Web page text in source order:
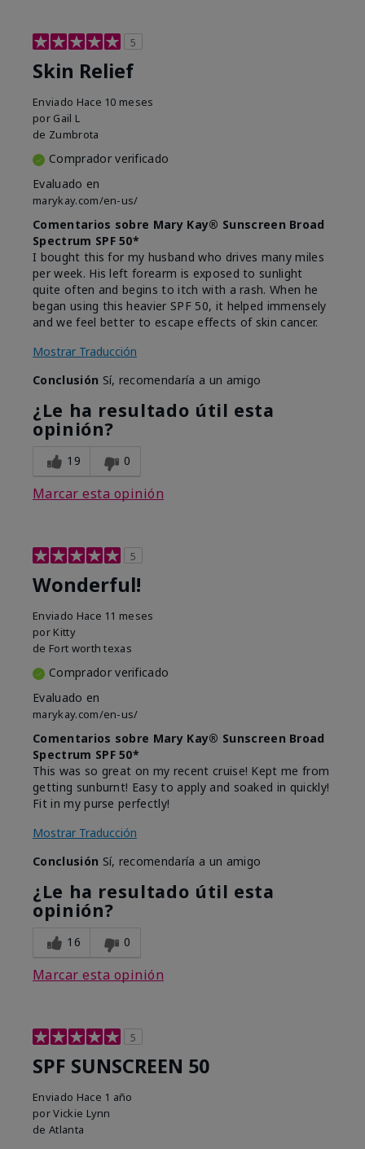
5
Skin Relief
Enviado Hace 10 meses
por Gail L
de Zumbrota
Comprador verificado
Evaluado en
marykay.com/en-us/
Comentarios sobre Mary Kay® Sunscreen Broad
Spectrum SPF 50*
I bought this for my husband who drives many miles
per week. His left forearm is exposed to sunlight
quite often and begins to itch with a rash. When he
began using this heavier SPF 50, it helped immensely
and we feel better to escape effects of skin cancer.
Mostrar Traducción
Conclusión Sí, recomendaría a un amigo
¿Le ha resultado útil esta
opinión?
19 0
Marcar esta opinión
5
Wonderful!
Enviado Hace 11 meses
por Kitty
de Fort worth texas
Comprador verificado
Evaluado en
marykay.com/en-us/
Comentarios sobre Mary Kay® Sunscreen Broad
Spectrum SPF 50*
This was so great on my recent cruise! Kept me from
getting sunburnt! Easy to apply and soaked in quickly!
Fit in my purse perfectly!
Mostrar Traducción
Conclusión Sí, recomendaría a un amigo
¿Le ha resultado útil esta
opinión?
16 0
Marcar esta opinión
5
SPF SUNSCREEN 50
Enviado Hace 1 año
porVickie Lynn
de Atlanta